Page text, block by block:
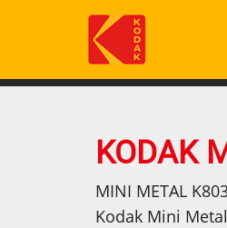
content
KODAK
MINI METAL
Kodak Mini